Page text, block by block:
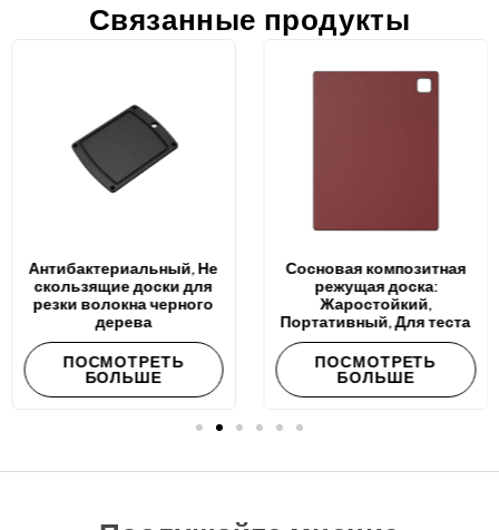
Связанные продукты
Антибактериальный, Не
скользящие доски для
резки волокна черного
дерева
ПОСМОТРЕТЬ
БОЛЬШЕ
Сосновая композитная
режущая доска:
Жаростойкий,
Портативный, Для теста
ПОСМОТРЕТЬ
БОЛЬШЕ